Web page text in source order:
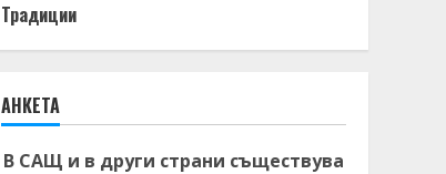
Традиции
АНКЕТА
В САЩ и в други страни съществува